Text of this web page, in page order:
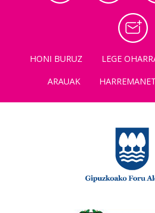
HONI BURUZ LEGE
ARAUAK